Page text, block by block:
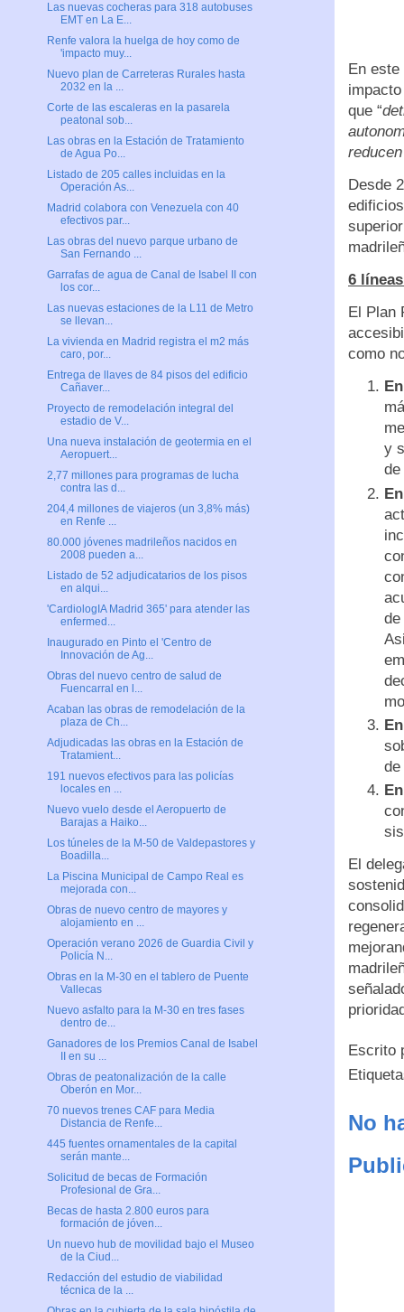
En
que “
Desde
6
El Plan
como
y
de
El
Escrito
No
Las nuevas cocheras para 318 autobuses
EMT en La E...
Renfe valora la huelga de hoy como de
'impacto muy...
Nuevo plan de Carreteras Rurales hasta
2032 en la ...
Corte de las escaleras en la pasarela
peatonal sob...
Las obras en la Estación de Tratamiento
de Agua Po...
Listado de 205 calles incluidas en la
Operación As...
Madrid colabora con Venezuela con 40
efectivos par...
Las obras del nuevo parque urbano de
San Fernando ...
Garrafas de agua de Canal de Isabel II con
los cor...
Las nuevas estaciones de la L11 de Metro
se llevan...
La vivienda en Madrid registra el m2 más
caro, por...
Entrega de llaves de 84 pisos del edificio
Cañaver...
Proyecto de remodelación integral del
estadio de V...
Una nueva instalación de geotermia en el
Aeropuert...
2,77 millones para programas de lucha
contra las d...
204,4 millones de viajeros (un 3,8% más)
en Renfe ...
80.000 jóvenes madrileños nacidos en
2008 pueden a...
Listado de 52 adjudicatarios de los pisos
en alqui...
'CardiologIA Madrid 365' para atender las
enfermed...
Inaugurado en Pinto el 'Centro de
Innovación de Ag...
Obras del nuevo centro de salud de
Fuencarral en l...
Acaban las obras de remodelación de la
plaza de Ch...
Adjudicadas las obras en la Estación de
Tratamient...
191 nuevos efectivos para las policías
locales en ...
Nuevo vuelo desde el Aeropuerto de
Barajas a Haiko...
Los túneles de la M-50 de Valdepastores y
Boadilla...
La Piscina Municipal de Campo Real es
mejorada con...
Obras de nuevo centro de mayores y
alojamiento en ...
Operación verano 2026 de Guardia Civil y
Policía N...
Obras en la M-30 en el tablero de Puente
Vallecas
Nuevo asfalto para la M-30 en tres fases
dentro de...
Ganadores de los Premios Canal de Isabel
II en su ...
Obras de peatonalización de la calle
Oberón en Mor...
70 nuevos trenes CAF para Media
Distancia de Renfe...
445 fuentes ornamentales de la capital
serán mante...
Solicitud de becas de Formación
Profesional de Gra...
Becas de hasta 2.800 euros para
formación de jóven...
Un nuevo hub de movilidad bajo el Museo
de la Ciud...
Redacción del estudio de viabilidad
técnica de la ...